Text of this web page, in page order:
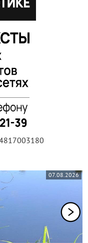
07.08.2026